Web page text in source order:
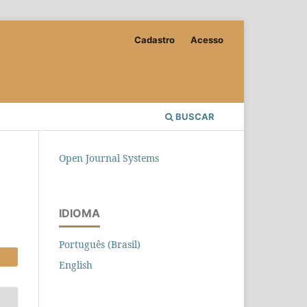
BUSCAR
Cadastro Acesso
Open Journal Systems
IDIOMA
Português (Brasil)
English